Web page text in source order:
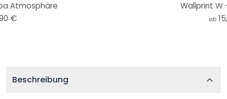
Atmosphäre
€
Wallprint W
ab
Beschreibung